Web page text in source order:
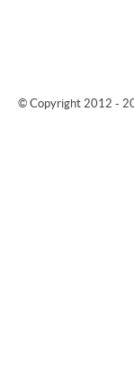
© Copyright 2012 -